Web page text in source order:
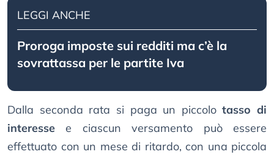
LEGGI ANCHE
Proroga imposte sui redditi ma c’è la
sovrattassa per le partite Iva
Dalla seconda rata si paga un piccolotasso di
interesse e ciascun versamento può essere
effettuato con un mese di ritardo, con una piccola